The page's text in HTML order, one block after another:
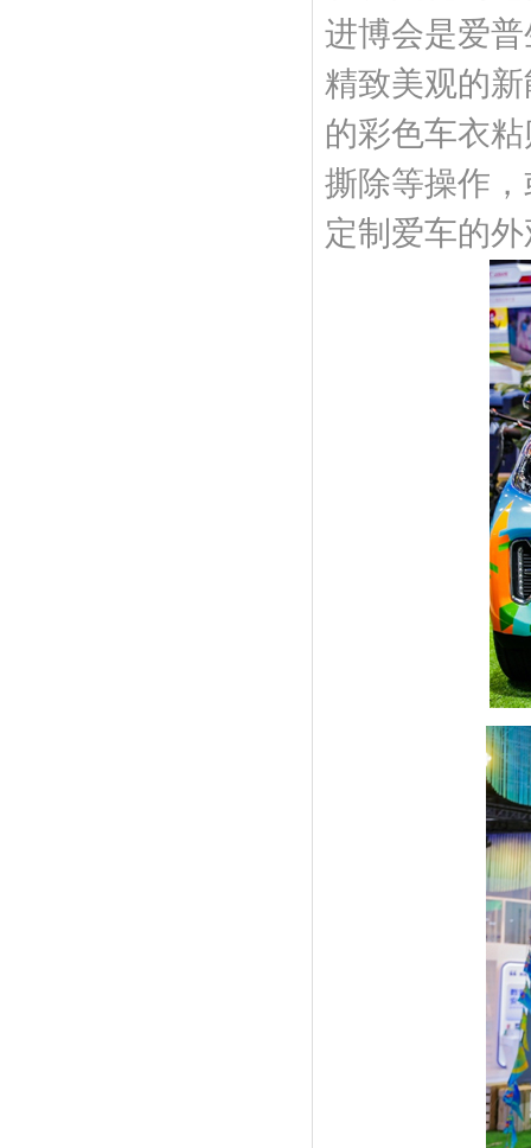
进博会是爱普
精致美观的
的彩色车衣
撕除等操作
定制爱车的